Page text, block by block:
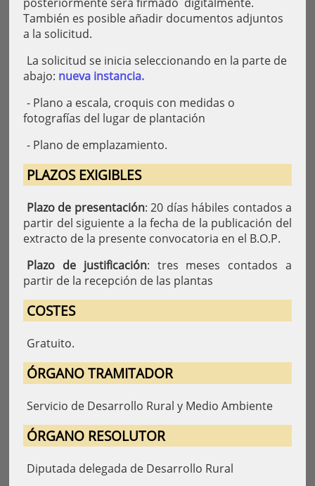
También es posible añadir documentos adjuntos
a la solicitud.
La solicitud se inicia seleccionando en la parte de
abajo: nueva instancia.
- Plano a escala, croquis con medidas o
fotografías del lugar de plantación
- Plano de emplazamiento.
PLAZOS EXIGIBLES
Plazo de presentación: 20 días hábiles contados a
partir del siguiente a la fecha de la publicación del
extracto de la presente convocatoria en el B.O.P.
Plazo de justificación: tres meses contados a
partir de la recepción de las plantas
COSTES
Gratuito.
ÓRGANO TRAMITADOR
Servicio de Desarrollo Rural y Medio Ambiente
ÓRGANO RESOLUTOR
Diputada delegada de Desarrollo Rural